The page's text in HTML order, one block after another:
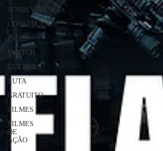
SOBREVIVÊNCIA
CONSTRUÇÃO
INDIE
SWITCH
GUERRA
LUTA
GRATUITO
FILMES
FILMES
DE
AÇÃO